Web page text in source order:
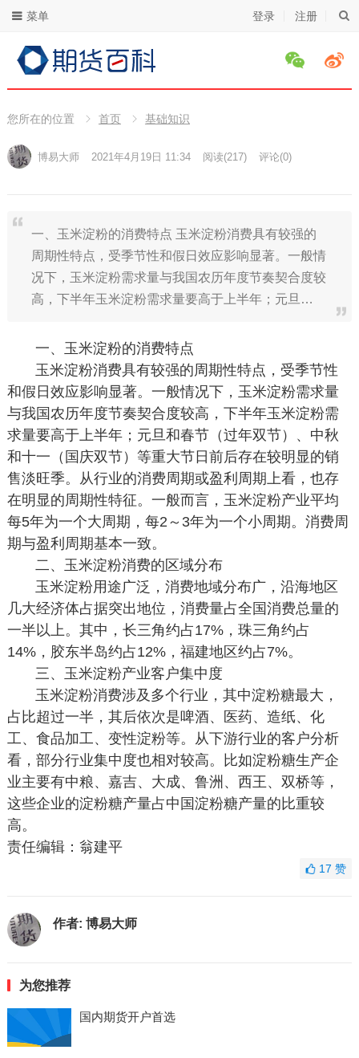
登录 注册
菜单
您所在的位置 首页 基础知识
博易大师 2021年4月19日 11:34 阅读(217) 评论(0)
一、玉米淀粉的消费特点 玉米淀粉消费具有较强的
周期性特点，受季节性和假日效应影响显著。一般情
况下，玉米淀粉需求量与我国农历年度节奏契合度较
高，下半年玉米淀粉需求量要高于上半年；元旦…
一、玉米淀粉的消费特点
玉米淀粉消费具有较强的周期性特点，受季节性
和假日效应影响显著。一般情况下，玉米淀粉需求量
与我国农历年度节奏契合度较高，下半年玉米淀粉需
求量要高于上半年；元旦和春节（过年双节）、中秋
和十一（国庆双节）等重大节日前后存在较明显的销
售淡旺季。从行业的消费周期或盈利周期上看，也存
在明显的周期性特征。一般而言，玉米淀粉产业平均
每5年为一个大周期，每2～3年为一个小周期。消费周
期与盈利周期基本一致。
二、玉米淀粉消费的区域分布
玉米淀粉用途广泛，消费地域分布广，沿海地区
几大经济体占据突出地位，消费量占全国消费总量的
一半以上。其中，长三角约占17%，珠三角约占
14%，胶东半岛约占12%，福建地区约占7%。
三、玉米淀粉产业客户集中度
玉米淀粉消费涉及多个行业，其中淀粉糖最大，
占比超过一半，其后依次是啤酒、医药、造纸、化
工、食品加工、变性淀粉等。从下游行业的客户分析
看，部分行业集中度也相对较高。比如淀粉糖生产企
业主要有中粮、嘉吉、大成、鲁洲、西王、双桥等，
这些企业的淀粉糖产量占中国淀粉糖产量的比重较
高。
责任编辑：翁建平
17赞
作者: 博易大师
为您推荐
国内期货开户首选